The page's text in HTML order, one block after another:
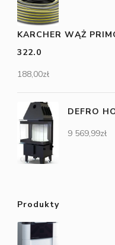
KARCHER WĄŻ
322.0
188,00zł
DEFRO
9 569,99zł
Produkty